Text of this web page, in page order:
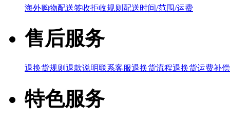
海外购物配送签收拒收规则 配送时间/范围/运费
售后服务
退换货规则 退款说明联系客服退换货流程退换货运费补
特色服务